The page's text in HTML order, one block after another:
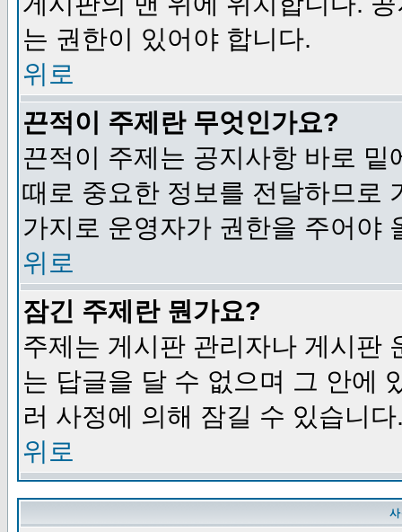
는 권한이 있어야 합니다.
위로
끈적이 주제란 무엇인가요?
끈적이 주제는 공지사항 바로
때로 중요한 정보를 전달하므로
가지로 운영자가 권한을 주어야
위로
잠긴 주제란 뭔가요?
주제는 게시판 관리자나 게시판
는 답글을 달 수 없으며 그 안에
러 사정에 의해 잠길 수 있습니다
위로